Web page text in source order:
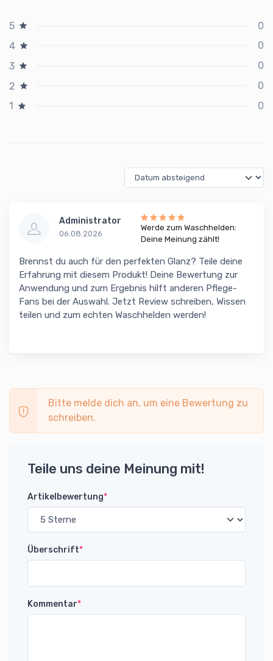
5
0
4
0
3
0
2
0
1
0
Administrator
06.08.2026
Werde zum Waschhelden:
Deine Meinung zählt!
Brennst du auch für den perfekten Glanz? Teile deine
Erfahrung mit diesem Produkt! Deine Bewertung zur
Anwendung und zum Ergebnis hilft anderen Pflege-
Fans bei der Auswahl. Jetzt Review schreiben, Wissen
teilen und zum echten Waschhelden werden!
Bitte melde dich an, um eine Bewertung zu
schreiben.
Teile uns deine Meinung mit!
Artikelbewertung*
Überschrift*
Kommentar*